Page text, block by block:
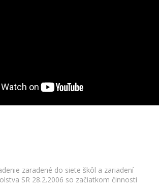
zaradené do siete škôl a zariadení
SR 28.2.2006 so začiatkom činnosti